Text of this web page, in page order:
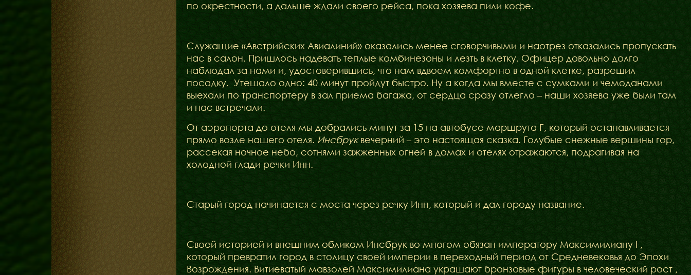
по окрестности, а дальше ждали своего рейса, пока хозяева пили кофе.
Служащие «Австрийских Авиалиний» оказались менее сговорчивыми и наотрез отказались пропускать
нас в салон. Пришлось надевать теплые комбинезоны и лезть в клетку. Офицер довольно долго
наблюдал за нами и, удостоверившись, что нам вдвоем комфортно в одной клетке, разрешил
посадку. Утешало одно: 40 минут пройдут быстро. Ну а когда мы вместе с сумками и чемоданами
выехали по транспортеру в зал приема багажа, от сердца сразу отлегло – наши хозяева уже были там
и нас встречали.
От аэропорта до отеля мы добрались минут за 15 на автобусе маршрута F, который останавливается
прямо возле нашего отеля. Инсбруквечерний – это настоящая сказка. Голубые снежные вершины гор,
рассекая ночное небо, сотнями зажженных огней в домах и отелях отражаются, подрагивая на
холодной глади речки Инн.
Старый город начинается с моста через речку Инн, который и дал городу название.
Своей историей и внешним обликом Инсбрук во многом обязан императору Максимилиану I ,
который превратил город в столицу своей империи в переходный период от Средневековья до Эпохи
Возрождения. Витиеватый мавзолей Максимилиана украшают бронзовые фигуры в человеческий рост ,